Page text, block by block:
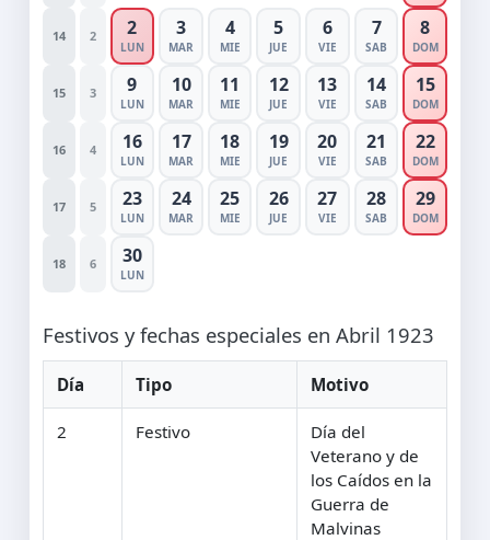
14 2 2
LUN
3
MAR
4
MIE
5
JUE
6
VIE
7
SAB
8
DOM
15 3 9
LUN
10
MAR
11
MIE
12
JUE
13
VIE
14
SAB
15
DOM
16 4 16
LUN
17
MAR
18
MIE
19
JUE
20
VIE
21
SAB
22
DOM
17 5 23
LUN
24
MAR
25
MIE
26
JUE
27
VIE
28
SAB
29
DOM
18 6 30
LUN
Festivos y fechas especiales en Abril 1923
Día Tipo Motivo
2 Festivo
Día del
Veterano y de
los Caídos en la
Guerra de
Malvinas